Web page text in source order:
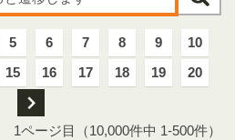
5 6 7 8 9
10
15 16 17 18 19
20
次
1ページ目（10,000件中 1-500件）